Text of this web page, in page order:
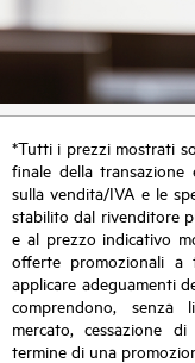
*Tutti i prezzi mostrati
finale della
sulla vendita/IVA e le
stabilito dal rivenditore
e al prezzo indicativo
offerte promozionali
applicare adeguamenti
comprendono, senza
mercato, cessazione
termine di una